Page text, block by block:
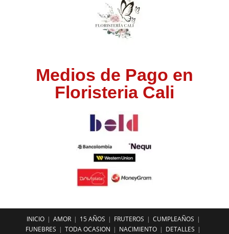
Medios de Pago en
Floristeria Cali
INICIO AMOR 15 AÑOS FRUTEROS
CUMPLEAÑOS
FUNEBRES
TODA OCASION NACIMIENTO DETALLES